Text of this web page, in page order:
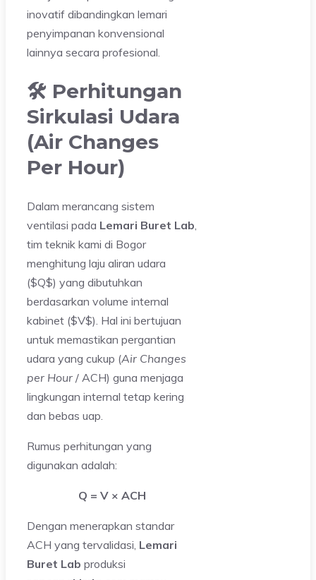
inovatif dibandingkan lemari
penyimpanan konvensional
lainnya secara profesional.
🛠️ Perhitungan
Sirkulasi Udara
(Air Changes
Per Hour)
Dalam merancang sistem
ventilasi pada Lemari Buret Lab
tim teknik kami di Bogor
menghitung laju aliran udara
($Q$) yang dibutuhkan
berdasarkan volume internal
kabinet ($V$). Hal ini bertujuan
untuk memastikan pergantian
udara yang cukup (Air Changes
per Hour / ACH) guna menjaga
lingkungan internal tetap kering
dan bebas uap.
Rumus perhitungan yang
digunakan adalah:
Q = V × ACH
Dengan menerapkan standar
ACH yang tervalidasi, Lemari
Buret Lab produksi